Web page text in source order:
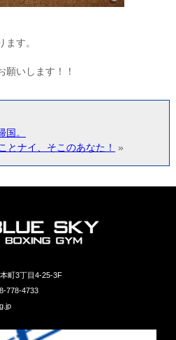
す。
願いします！！
国。
とナイ、そこのあなた！ »
町3丁目4-25-3F
778-4733